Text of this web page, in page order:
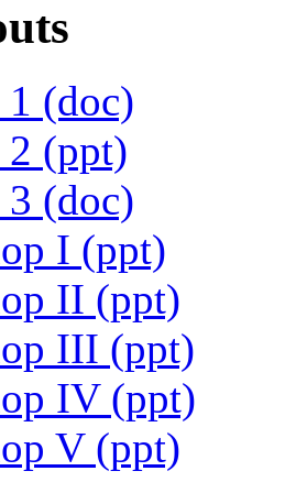
1 (doc)
2 (ppt)
3 (doc)
I (ppt)
II (ppt)
III (ppt)
IV (ppt)
V (ppt)